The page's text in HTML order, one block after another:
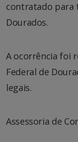
contratado para
Dourados.
A ocorrência foi
Federal de
legais.
Assessoria de